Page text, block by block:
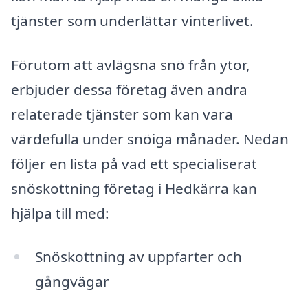
tjänster som underlättar vinterlivet.
Förutom att avlägsna snö från ytor,
erbjuder dessa företag även andra
relaterade tjänster som kan vara
värdefulla under snöiga månader. Nedan
följer en lista på vad ett specialiserat
snöskottning företag i Hedkärra kan
hjälpa till med:
Snöskottning av uppfarter och
gångvägar